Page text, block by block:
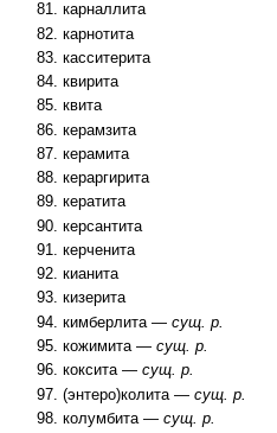
карналлита
карнотита
касситерита
квирита
квита
керамзита
керамита
кераргирита
кератита
керсантита
керченита
кианита
кизерита
кимберлита —сущ. р.
кожимита —сущ. р.
коксита —сущ. р.
(энтеро)колита —сущ. р.
колумбита —сущ. р.